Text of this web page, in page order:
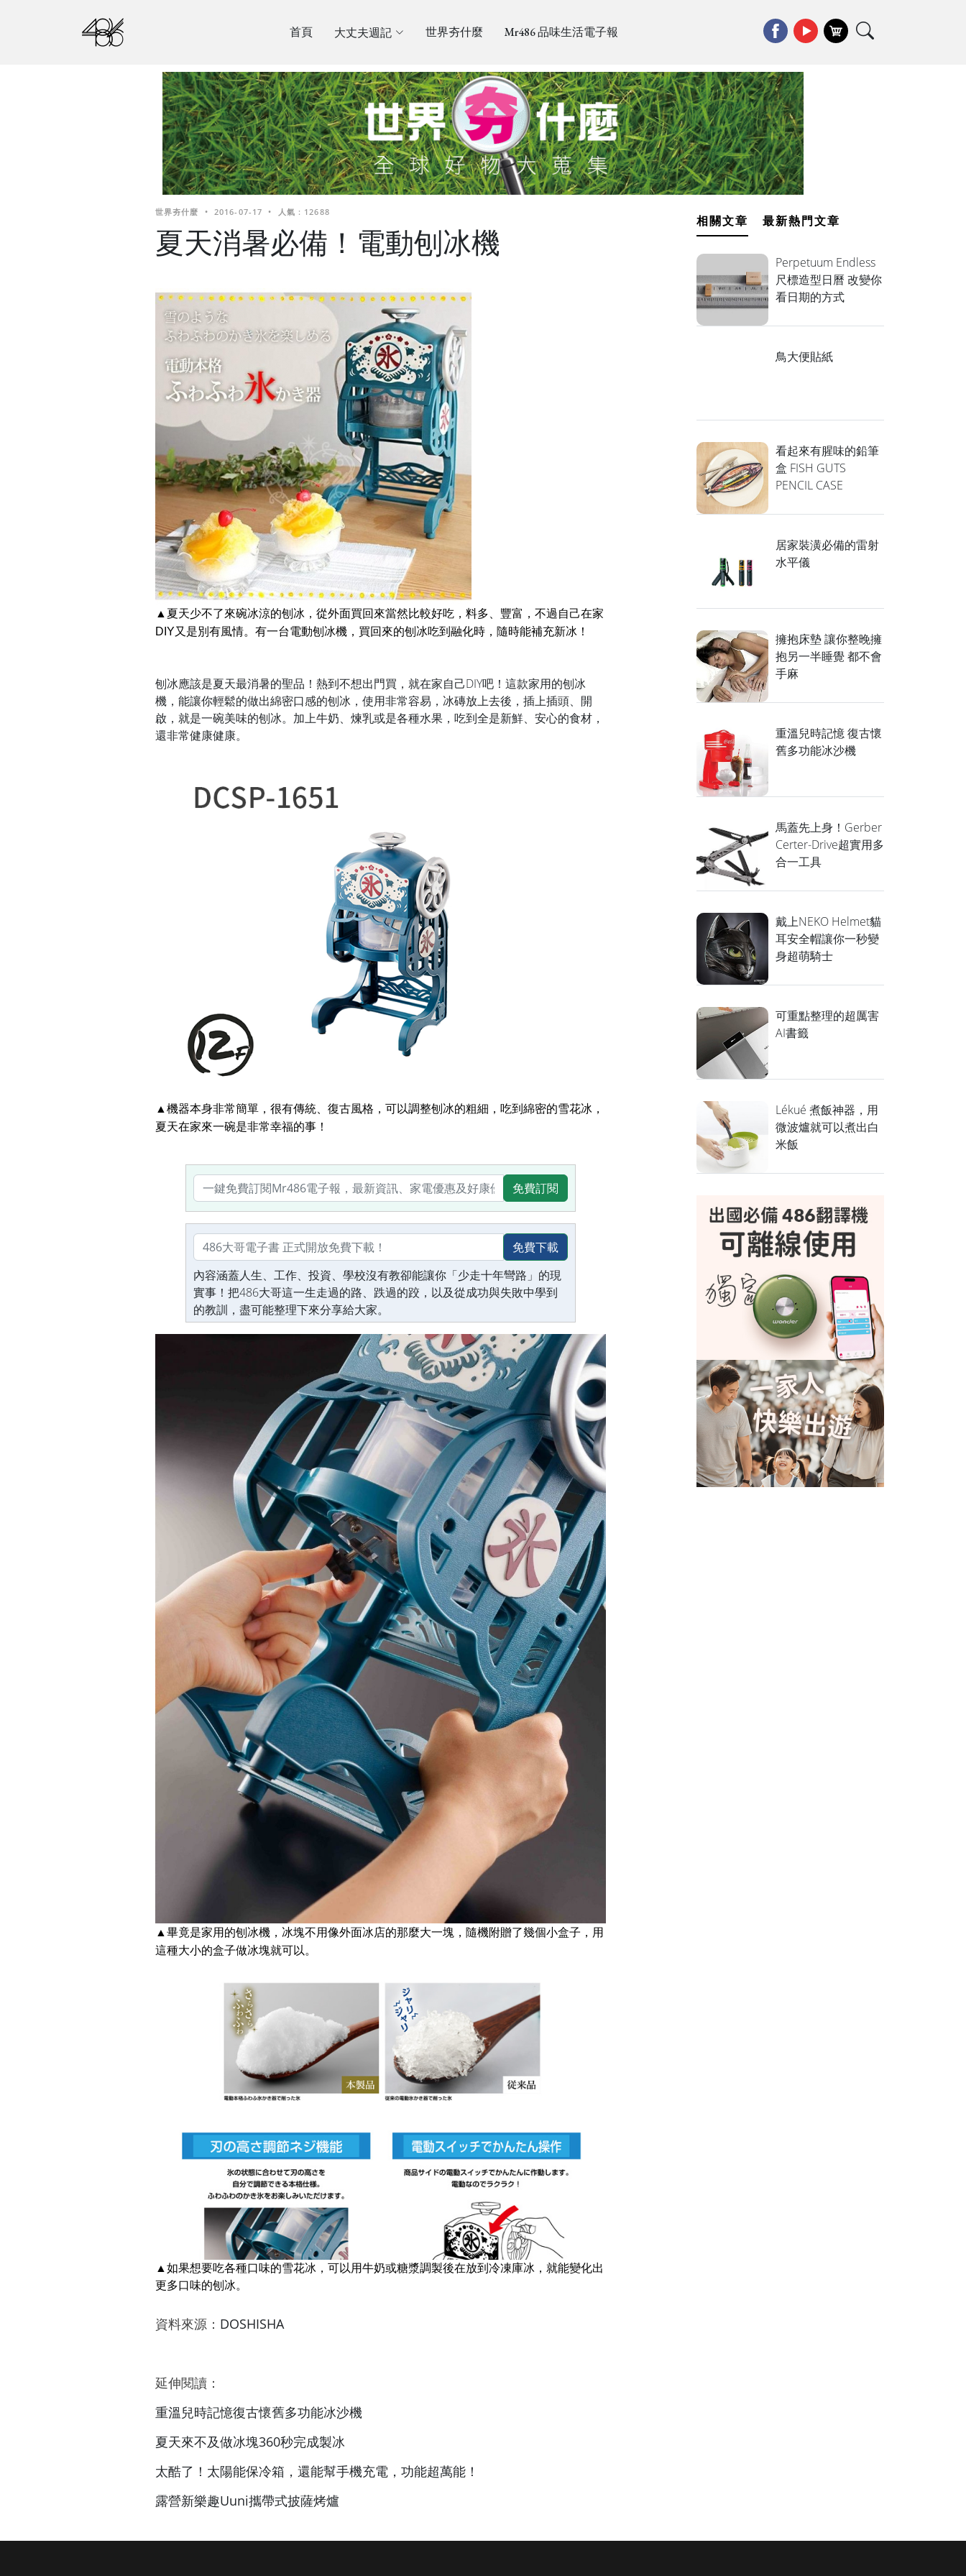
首頁 大丈夫週記 世界夯什麼 Mr486 品味生活電子報
世界夯什麼 • 2016-07-17 • 人氣 : 12688
夏天消暑必備！電動刨冰機
▲夏天少不了來碗冰涼的刨冰，從外面買回來當然比較好吃，料多、豐富，不過自己在家
DIY又是別有風情。有一台電動刨冰機，買回來的刨冰吃到融化時，隨時能補充新冰！
刨冰應該是夏天最消暑的聖品！熱到不想出門買，就在家自己DIY吧！這款家用的刨冰
機，能讓你輕鬆的做出綿密口感的刨冰，使用非常容易，冰磚放上去後，插上插頭、開
啟，就是一碗美味的刨冰。加上牛奶、煉乳或是各種水果，吃到全是新鮮、安心的食材，
還非常健康健康。
▲機器本身非常簡單，很有傳統、復古風格，可以調整刨冰的粗細，吃到綿密的雪花冰，
夏天在家來一碗是非常幸福的事！
免費訂閱
免費下載
內容涵蓋人生、工作、投資、學校沒有教卻能讓你「少走十年彎路」的現
實事！把486大哥這一生走過的路、跌過的跤，以及從成功與失敗中學到
的教訓，盡可能整理下來分享給大家。
▲畢竟是家用的刨冰機，冰塊不用像外面冰店的那麼大一塊，隨機附贈了幾個小盒子，用
這種大小的盒子做冰塊就可以。
▲如果想要吃各種口味的雪花冰，可以用牛奶或糖漿調製後在放到冷凍庫冰，就能變化出
更多口味的刨冰。
資料來源： DOSHISHA
延伸閱讀：
重溫兒時記憶復古懷舊多功能冰沙機
夏天來不及做冰塊360秒完成製冰
太酷了！太陽能保冷箱，還能幫手機充電，功能超萬能！
露營新樂趣Uuni攜帶式披薩烤爐
相關文章 最新熱門文章
Perpetuum Endless
尺標造型日曆 改變你
看日期的方式
鳥大便貼紙
看起來有腥味的鉛筆
盒 FISH GUTS
PENCIL CASE
居家裝潢必備的雷射
水平儀
擁抱床墊 讓你整晚擁
抱另一半睡覺 都不會
手麻
重溫兒時記憶 復古懷
舊多功能冰沙機
馬蓋先上身！Gerber
Certer-Drive超實用多
合一工具
戴上NEKO Helmet貓
耳安全帽讓你一秒變
身超萌騎士
可重點整理的超厲害
AI書籤
Lékué 煮飯神器，用
微波爐就可以煮出白
米飯